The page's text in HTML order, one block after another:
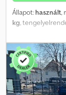
Állapot: használt,
kg ,
raktérmagasság:
magasság:2 405
dobozos utánfutó,
Össztömeg:
3,05 m × 1,55 m ×